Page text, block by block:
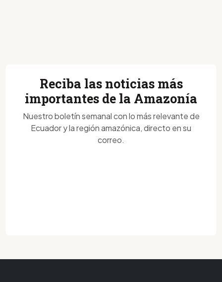
Reciba las noticias más
importantes de la Amazonía
Nuestro boletín semanal con lo más relevante de
Ecuador y la región amazónica, directo en su
correo.